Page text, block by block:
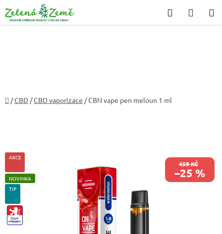
na
obsah
Hledat
KOŠÍK
Domů
/CBD /CBD vaporizace /CBN vape pen meloun 1 ml
AKCE
NOVINKA
TIP
CZ-
VYROBEK
459 KČ
–25 %